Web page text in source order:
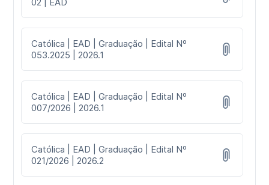
Católica | EAD | Graduação | Edital Nº
053.2025 | 2026.1
Católica | EAD | Graduação | Edital Nº
007/2026 | 2026.1
Católica | EAD | Graduação | Edital Nº
021/2026 | 2026.2